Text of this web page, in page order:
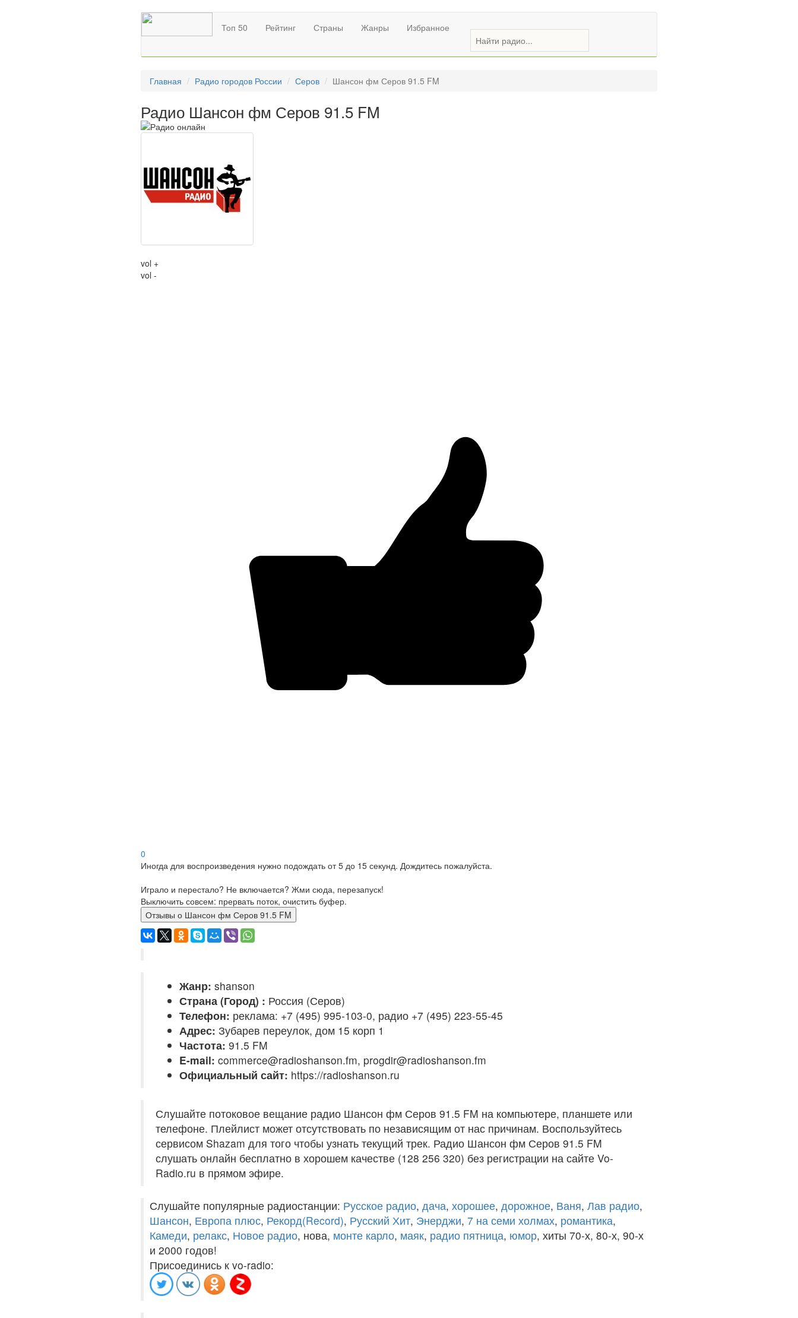
Топ 50 Рейтинг Страны Жанры Избранное
Главная Радио городов России Серов Шансон фм Серов 91.5 FM
Радио Шансон фм Серов 91.5 FM
vol +
vol -
0
Иногда для воспроизведения нужно подождать от 5 до 15 секунд. Дождитесь пожалуйста.
Играло и перестало? Не включается? Жми сюда, перезапуск!
Выключить совсем: прервать поток, очистить буфер.
Отзывы о Шансон фм Серов 91.5 FM
Жанр: shanson
Страна (Город) : Россия (Серов)
Телефон: реклама: +7 (495) 995-103-0, радио +7 (495) 223-55-45
Адрес: Зубарев переулок, дом 15 корп 1
Частота: 91.5 FM
E-mail: commerce@radioshanson.fm, progdir@radioshanson.fm
Официальный сайт: https://radioshanson.ru
Слушайте потоковое вещание радио Шансон фм Серов 91.5 FM на компьютере, планшете или
телефоне. Плейлист может отсутствовать по независящим от нас причинам. Воспользуйтесь
сервисом Shazam для того чтобы узнать текущий трек. Радио Шансон фм Серов 91.5 FM
слушать онлайн бесплатно в хорошем качестве (128 256 320) без регистрации на сайте Vo-
Radio.ru в прямом эфире.
Слушайте популярные радиостанции: Русское радио, дача, хорошее, дорожное, Ваня, Лав радио,
Шансон, Европа плюс, Рекорд(Record), Русский Хит, Энерджи, 7 на семи холмах, романтика,
Камеди, релакс, Новое радио, нова, монте карло, маяк, радио пятница, юмор, хиты 70-х, 80-х, 90-х
и 2000 годов!
Присоединись к vo-radio: